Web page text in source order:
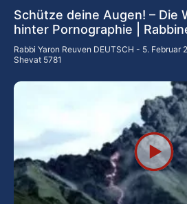
Schütze deine Augen! – Die
hinter Pornographie |
Rabbi Yaron Reuven DEUTSCH
5. Februar
Shevat 5781